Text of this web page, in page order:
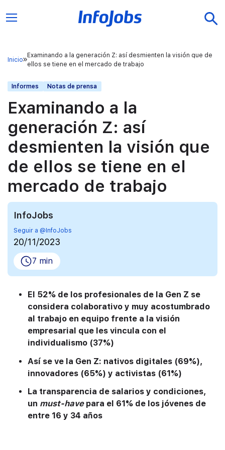
Inicio
Examinando a la generación Z: así desmienten la visión que de
ellos se tiene en el mercado de trabajo
Informes Notas de prensa
Examinando a la
generación Z: así
desmienten la visión que
de ellos se tiene en el
mercado de trabajo
InfoJobs
Seguir a @InfoJobs
20/11/2023
7 min
El 52% de los profesionales de la Gen Z se
considera colaborativo y muy acostumbrado
al trabajo en equipo frente a la visión
empresarial que les vincula con el
individualismo (37%)
Así se ve la Gen Z: nativos digitales (69%),
innovadores (65%) y activistas (61%)
La transparencia de salarios y condiciones,
un must-havepara el 61% de los jóvenes de
entre 16 y 34 años